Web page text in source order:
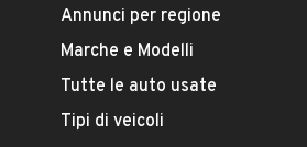
Annunci per regione
Marche e Modelli
Tutte le auto usate
Tipi di veicoli